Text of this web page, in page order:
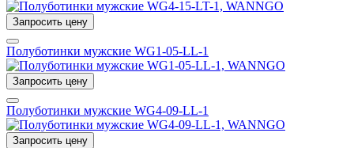
Запросить цену
Полуботинки мужские WG1-05-LL-1
Запросить цену
Полуботинки мужские WG4-09-LL-1
Запросить цену